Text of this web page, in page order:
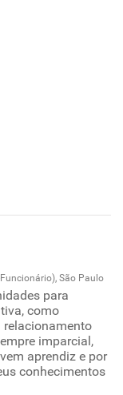
São Paulo
para
como
relacionamento
imparcial,
aprendiz e por
conhecimentos